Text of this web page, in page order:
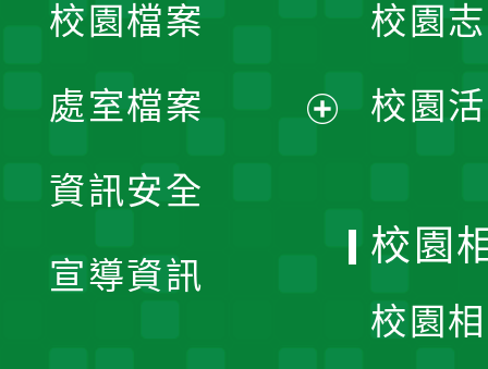
單
校園檔案
處室檔案
資訊安全
宣導資訊
校園
校園
校園
校園